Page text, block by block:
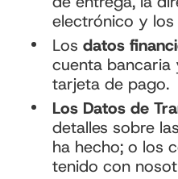
electrónico y
Los datos
cuenta
tarjeta de pago.
Los Datos de
detalles sobre
ha hecho; o los
tenido con